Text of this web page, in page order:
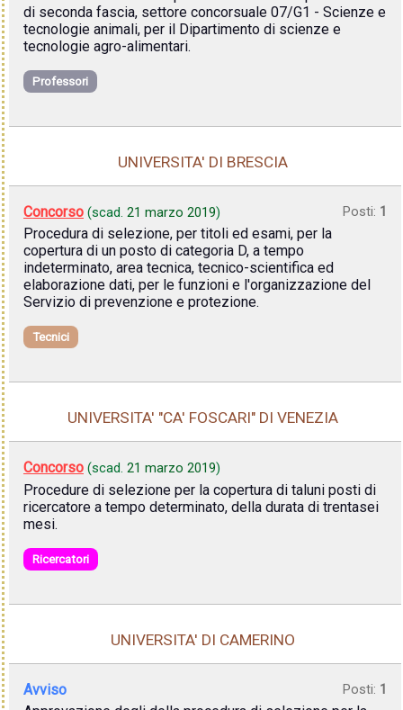
di seconda fascia, settore concorsuale 07/G1 - Scienze e
tecnologie animali, per il Dipartimento di scienze e
tecnologie agro-alimentari.
Professori
UNIVERSITA' DI BRESCIA
Concorso (scad. 21 marzo 2019) Posti: 1
Procedura di selezione, per titoli ed esami, per la
copertura di un posto di categoria D, a tempo
indeterminato, area tecnica, tecnico-scientifica ed
elaborazione dati, per le funzioni e l'organizzazione del
Servizio di prevenzione e protezione.
Tecnici
UNIVERSITA' "CA' FOSCARI" DI VENEZIA
Concorso (scad. 21 marzo 2019)
Procedure di selezione per la copertura di taluni posti di
ricercatore a tempo determinato, della durata di trentasei
mesi.
Ricercatori
UNIVERSITA' DI CAMERINO
Avviso Posti: 1